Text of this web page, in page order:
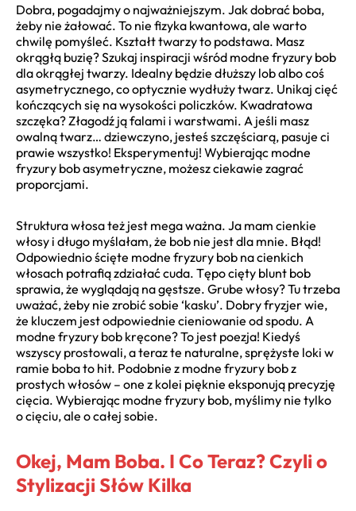
Dobra, pogadajmy o najważniejszym. Jak dobrać boba,
żeby nie żałować. To nie fizyka kwantowa, ale warto
chwilę pomyśleć. Kształt twarzy to podstawa. Masz
okrągłą buzię? Szukaj inspiracji wśród modne fryzury bob
dla okrągłej twarzy. Idealny będzie dłuższy lob albo coś
asymetrycznego, co optycznie wydłuży twarz. Unikaj cięć
kończących się na wysokości policzków. Kwadratowa
szczęka? Złagodź ją falami i warstwami. A jeśli masz
owalną twarz… dziewczyno, jesteś szczęściarą, pasuje ci
prawie wszystko! Eksperymentuj! Wybierając modne
fryzury bob asymetryczne, możesz ciekawie zagrać
proporcjami.
Struktura włosa też jest mega ważna. Ja mam cienkie
włosy i długo myślałam, że bob nie jest dla mnie. Błąd!
Odpowiednio ścięte modne fryzury bob na cienkich
włosach potrafią zdziałać cuda. Tępo cięty blunt bob
sprawia, że wyglądają na gęstsze. Grube włosy? Tu trzeba
uważać, żeby nie zrobić sobie ‘kasku’. Dobry fryzjer wie,
że kluczem jest odpowiednie cieniowanie od spodu. A
modne fryzury bob kręcone? To jest poezja! Kiedyś
wszyscy prostowali, a teraz te naturalne, sprężyste loki w
ramie boba to hit. Podobnie z modne fryzury bob z
prostych włosów – one z kolei pięknie eksponują precyzję
cięcia. Wybierając modne fryzury bob, myślimy nie tylko
o cięciu, ale o całej sobie.
Okej, Mam Boba. I Co Teraz? Czyli o
Stylizacji Słów Kilka